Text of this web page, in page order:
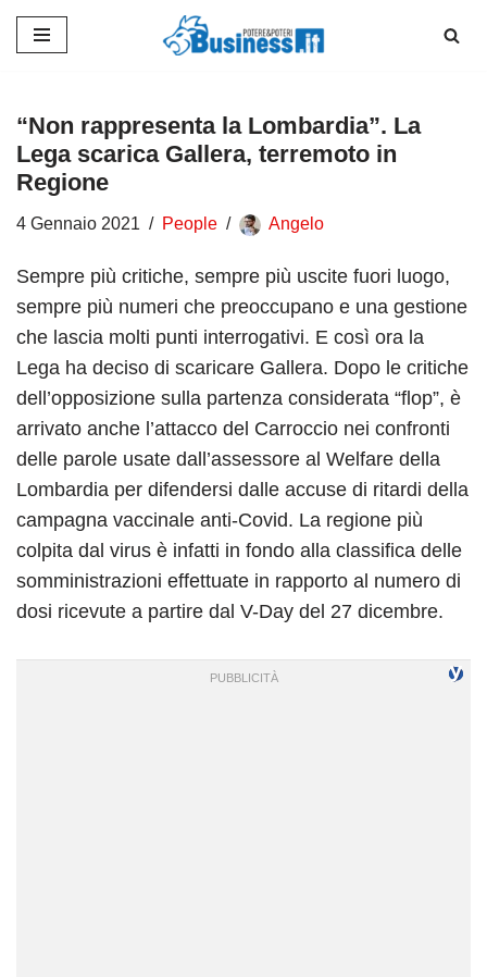
contenuto
“Non rappresenta la Lombardia”. La
Lega scarica Gallera, terremoto in
Regione
4 Gennaio 2021 People Angelo
Sempre più critiche, sempre più uscite fuori luogo,
sempre più numeri che preoccupano e una gestione
che lascia molti punti interrogativi. E così ora la
Lega ha deciso di scaricare Gallera. Dopo le critiche
dell’opposizione sulla partenza considerata “flop”, è
arrivato anche l’attacco del Carroccio nei confronti
delle parole usate dall’assessore al Welfare della
Lombardia per difendersi dalle accuse di ritardi della
campagna vaccinale anti-Covid. La regione più
colpita dal virus è infatti in fondo alla classifica delle
somministrazioni effettuate in rapporto al numero di
dosi ricevute a partire dal V-Day del 27 dicembre.